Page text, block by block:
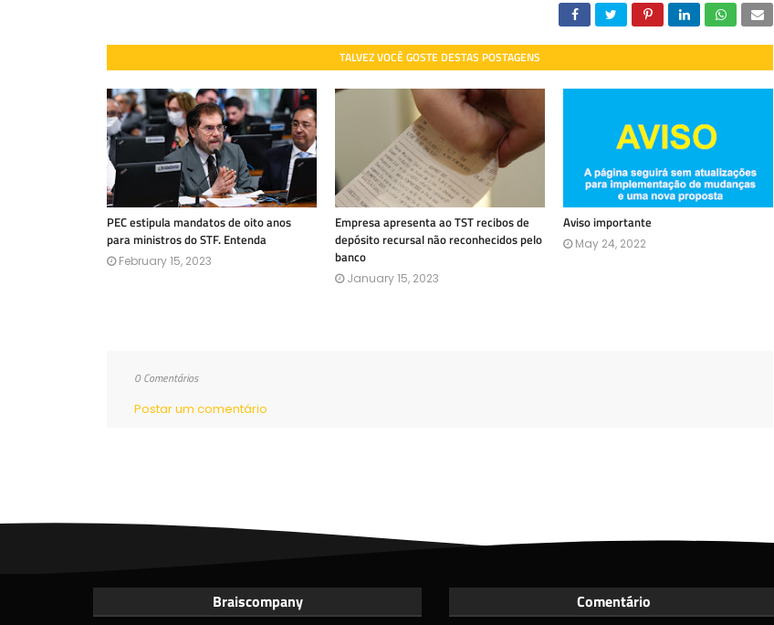
TALVEZ VOCÊ GOSTE DESTAS POSTAGENS
PEC estipula mandatos de oito anos
para ministros do STF. Entenda
February 15, 2023
Empresa apresenta ao TST recibos de
depósito recursal não reconhecidos pelo
banco
January 15, 2023
Aviso importante
May 24, 2022
0 Comentários
Postar um comentário
Braiscompany Comentário